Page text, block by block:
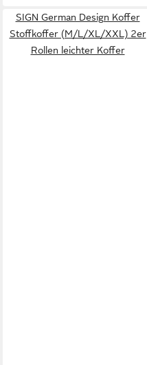
SIGN German Design Koffer
Stoffkoffer (M/L/XL/XXL) 2er
Rollen leichter Koffer